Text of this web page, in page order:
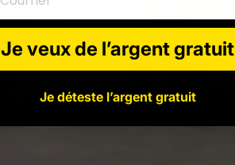
Je veux de l’argent gratuit
Je déteste l’argent gratuit